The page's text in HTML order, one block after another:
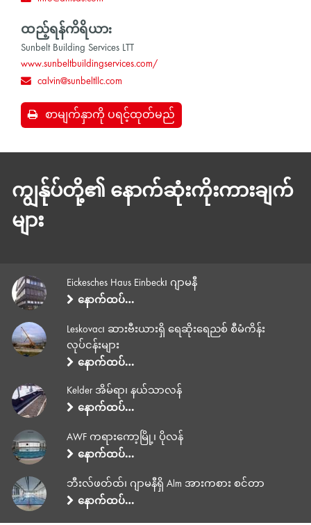
ထည့်ရန်ကိရိယာ:
Sunbelt Building Services LTT
www.sunbeltbuildingservices.com/
calvin@sunbeltllc.com
စာမျက်နှာကို ပရင့်ထုတ်မည်
ကျွန်ုပ်တို့၏ နောက်ဆုံးကိုးကားချက်
များ
Eickesches Haus Einbeck၊ ဂျာမနီ
နောက်ထပ်…
Leskovac၊ ဆားဗီးယားရှိ ရေဆိုးရေညစ် စီမံကိန်း
လုပ်ငန်းများ
နောက်ထပ်…
Kelder အိမ်ရာ၊ နယ်သာလန်
နောက်ထပ်…
AWF ကရားကော့မြို့၊ ပိုလန်
နောက်ထပ်…
ဘီးလ်ဖတ်ထ်၊ ဂျာမနီရှိ Alm အားကစား စင်တာ
နောက်ထပ်…